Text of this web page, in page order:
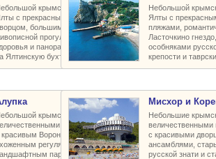
крымский курорт близ
с прекрасным императорским
большим зелёным парком,
прогулочной тропой
и панорамными видами
Ялтинскую бухту и город
Небольшой
Ялты с
пляжами,
Ласточкино
особняками
крепости и
крымский курорт под
горами Ай-Петри
красивым Воронцовским дворцом,
регуляным и полудиким
парками, галечными
Мисхор и
Небольшие
величественными
с красивыми
ансамблями,
русской знати и